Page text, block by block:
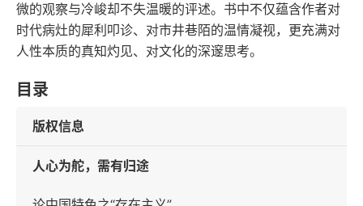
微的观察与冷峻却不失温暖的评述。书中不仅蕴含作者对
时代病灶的犀利叩诊、对市井巷陌的温情凝视，更充满对
人性本质的真知灼见、对文化的深邃思考。
目录
版权信息
人心为舵，需有归途